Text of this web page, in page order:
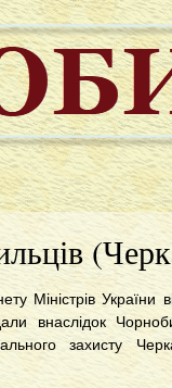
Міністрів
внаслідок
захисту